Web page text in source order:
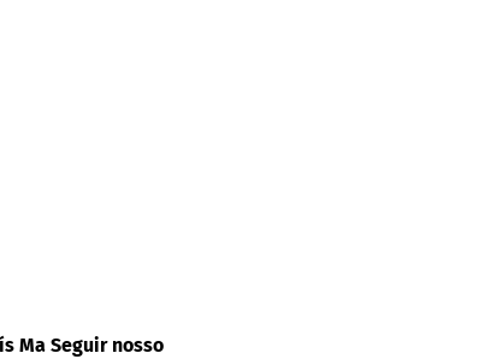
Ma Seguir nosso